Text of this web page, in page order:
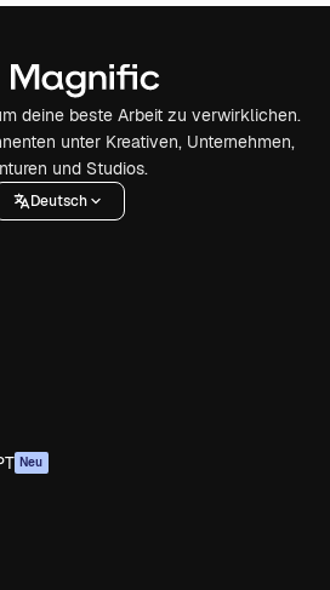
deine beste Arbeit zu verwirklichen.
unter Kreativen, Unternehmen,
und Studios.
Deutsch
Neu